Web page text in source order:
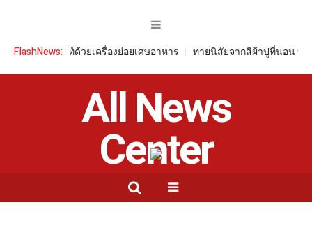
FlashNews:
เครื่องย่อยเศษอาหาร ทายนิสัยจากสีผ้าปูที่นอน บ่งบอกความเป็นตัว
All News
Center